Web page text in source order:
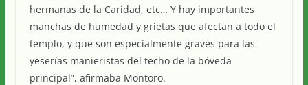
hermanas de la Caridad, etc… Y hay importantes
manchas de humedad y grietas que afectan a todo el
templo, y que son especialmente graves para las
yeserías manieristas del techo de la bóveda
principal”, afirmaba Montoro.